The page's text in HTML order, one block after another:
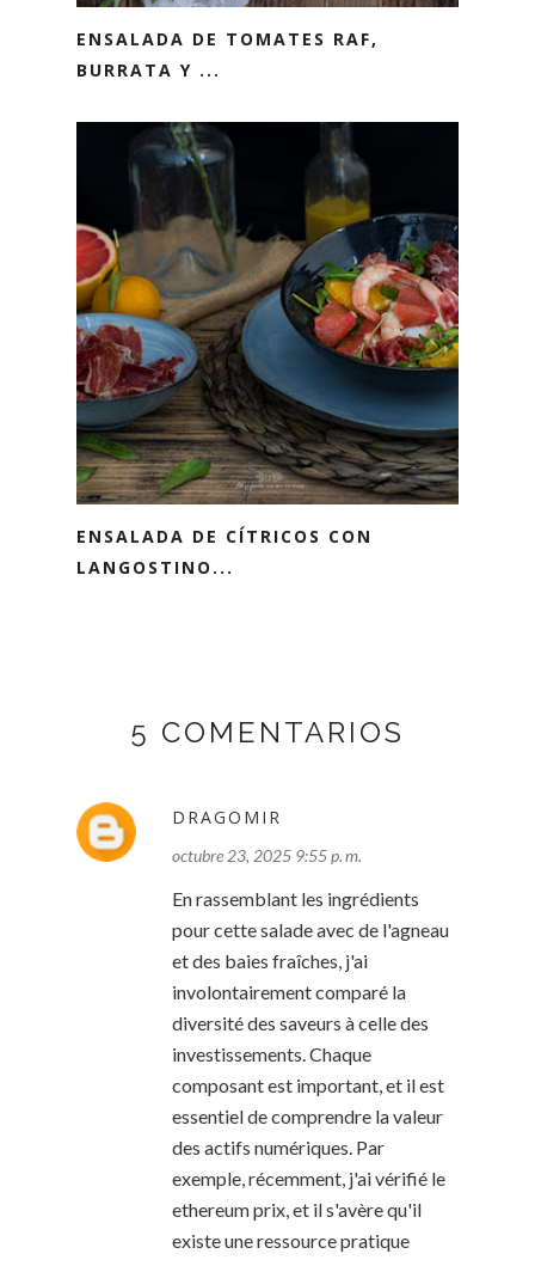
ENSALADA DE TOMATES RAF,
BURRATA Y ...
ENSALADA DE CÍTRICOS CON
LANGOSTINO...
5 COMENTARIOS
DRAGOMIR
octubre 23, 2025 9:55 p. m.
En rassemblant les ingrédients
pour cette salade avec de l'agneau
et des baies fraîches, j'ai
involontairement comparé la
diversité des saveurs à celle des
investissements. Chaque
composant est important, et il est
essentiel de comprendre la valeur
des actifs numériques. Par
exemple, récemment, j'ai vérifié le
ethereum prix, et il s'avère qu'il
existe une ressource pratique